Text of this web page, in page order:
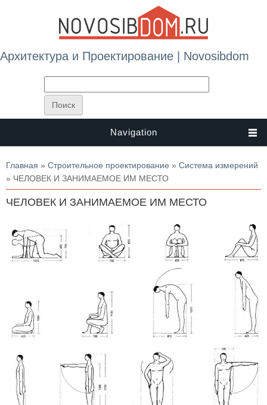
Архитектура и Проектирование | Novosibdom
Navigation
Вы здесь
Главная » Строительное проектирование » Система измерений
» ЧЕЛОВЕК И ЗАНИМАЕМОЕ ИМ МЕСТО
ЧЕЛОВЕК И ЗАНИМАЕМОЕ ИМ МЕСТО